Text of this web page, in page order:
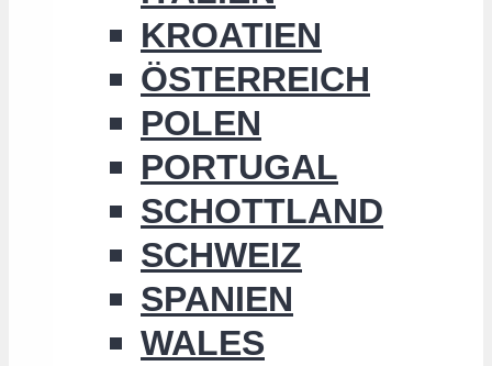
KROATIEN
ÖSTERREICH
POLEN
PORTUGAL
SCHOTTLAND
SCHWEIZ
SPANIEN
WALES